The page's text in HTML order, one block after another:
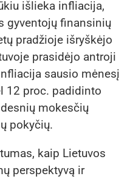
išlieka infliacija,
gyventojų finansinių
pradžioje išryškėjo
prasidėjo antroji
sausio mėnesį
12 proc. padidinto
mokesčių
pokyčių.
kaip Lietuvos
perspektyvą ir